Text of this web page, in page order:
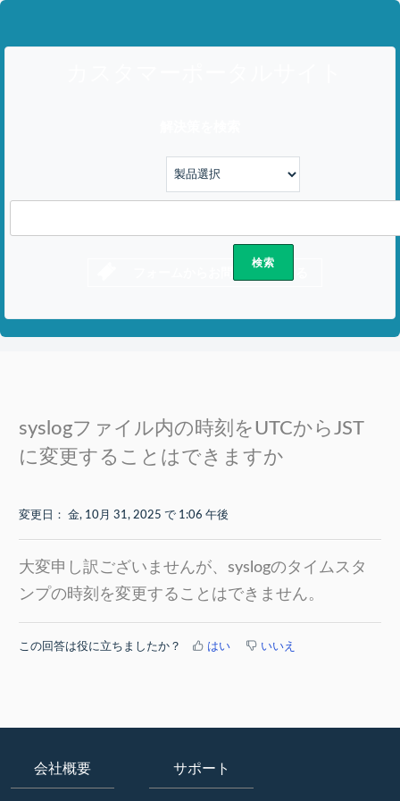
syslogファイル内の時刻をUTCからJST
に変更することはできますか
変更日： 金, 10月 31, 2025 で 1:06 午後
大変申し訳ございませんが、syslogのタイムスタ
ンプの時刻を変更することはできません。
この回答は役に立ちましたか？ はい いいえ
会社概要 サポート